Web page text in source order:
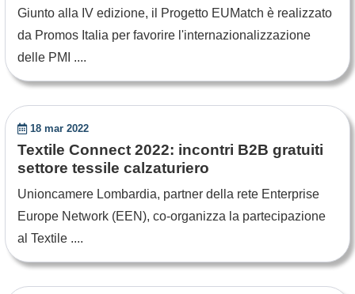
Giunto alla IV edizione, il Progetto EUMatch è realizzato
da Promos Italia per favorire l'internazionalizzazione
delle PMI ....
18 mar 2022
Textile Connect 2022: incontri B2B gratuiti
settore tessile calzaturiero
Unioncamere Lombardia, partner della rete Enterprise
Europe Network (EEN), co-organizza la partecipazione
al Textile ....